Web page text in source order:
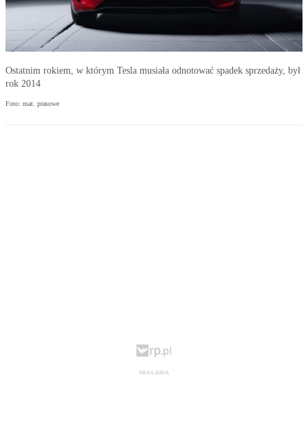
Ostatnim rokiem, w którym Tesla musiała odnotować spadek sprzedaży, był
rok 2014
Foto: mat. prasowe